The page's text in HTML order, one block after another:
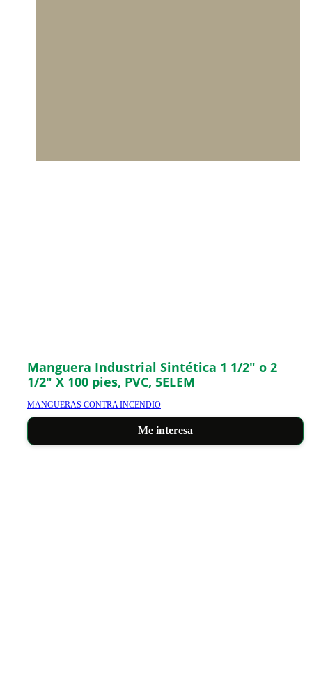
Manguera Industrial Sintética 1 1/2″ o 2
1/2″ X 100 pies, PVC, 5ELEM
MANGUERAS CONTRA INCENDIO
Me interesa